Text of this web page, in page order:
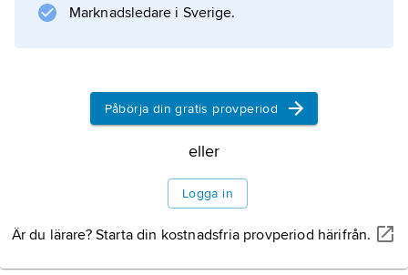
fysiker. Man ordnar konferenser, ger ut
nya vägar för samverkan med Europas
Marknadsledare i Sverige.
Påbörja din gratis provperiod
eller
Logga in
Är du lärare? Starta din kostnadsfria provperiod härifrån.